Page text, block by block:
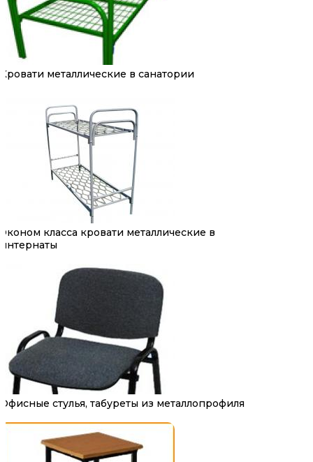
Кровати металлические в санатории
Эконом класса кровати металлические в
интернаты
Офисные стулья, табуреты из металлопрофиля